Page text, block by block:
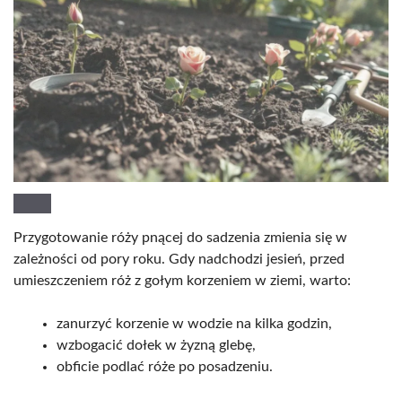
Przygotowanie róży pnącej do sadzenia zmienia się w
zależności od pory roku. Gdy nadchodzi jesień, przed
umieszczeniem róż z gołym korzeniem w ziemi, warto:
zanurzyć korzenie w wodzie na kilka godzin,
wzbogacić dołek w żyzną glebę,
obficie podlać róże po posadzeniu.